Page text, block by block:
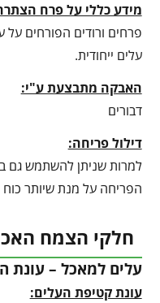
מידע כללי על פרח
פרחים ורודים הפורחים
עלים ייחודית.
האבקה מתבצעת ע"י:
דבורים
דילול פריחה:
למרות שניתן להשתמש גם
הפריחה על מנת שיותר
חלקי הצמח
עלים למאכל – עונת
עונת קטיפת העלים: